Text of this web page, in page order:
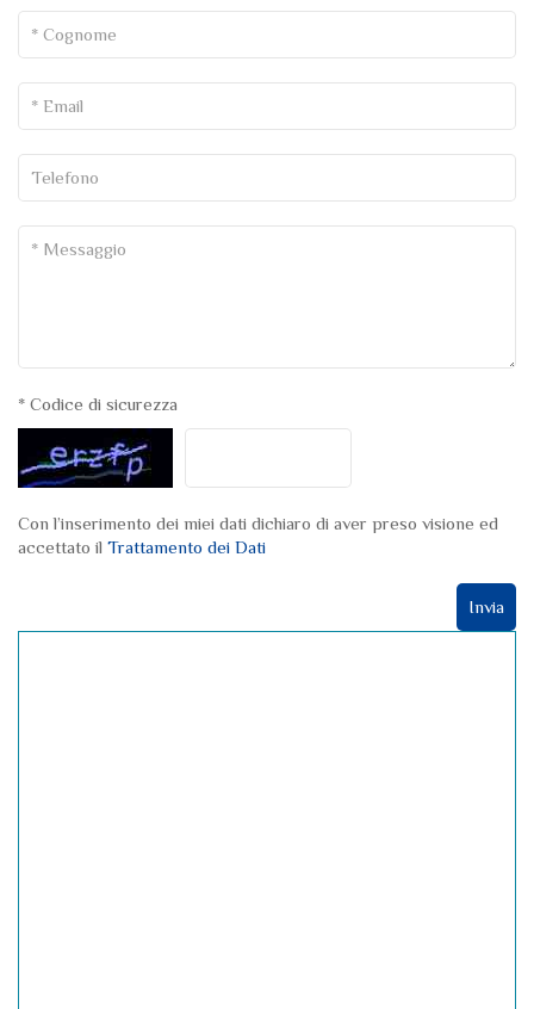
* Codice di sicurezza
Con l’inserimento dei miei dati dichiaro di aver preso visione ed
accettato il Trattamento dei Dati
Invia